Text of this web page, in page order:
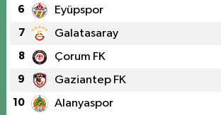
6 Eyüpspor
7 Galatasaray
8 Çorum FK
9 Gaziantep FK
10 Alanyaspor